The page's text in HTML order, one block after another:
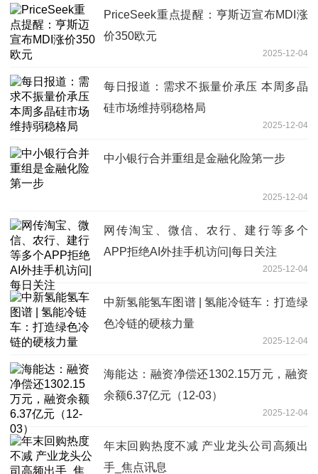
PriceSeek重点提醒：亨斯迈宣布MDI涨
价350欧元
2025-12-04
每日报道：需求不振量价承压 本周多晶
硅市场维持弱稳格局
2025-12-04
中小银行合并重组是金融化险第一步
2025-12-04
网传淘宝、微信、农行、建行等多个
APP拒绝AI外挂手机访问|每日关注
2025-12-04
中新氢能氢车图谱 | 氢能冷链车：打造绿
色冷链的硬核力量
2025-12-04
海能达：融资净偿还1302.15万元，融资
余额6.37亿元（12-03）
2025-12-04
年末回购热度不减 产业龙头公司高频出
手_焦点讯息